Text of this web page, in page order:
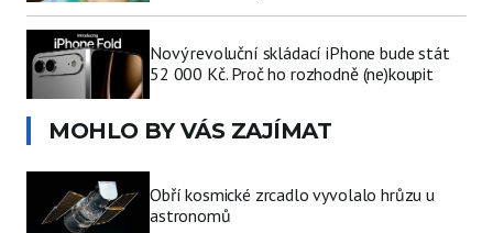
Nový revoluční skládací iPhone bude stát
52 000 Kč. Proč ho rozhodně (ne)koupit
MOHLO BY VÁS ZAJÍMAT
Obří kosmické zrcadlo vyvolalo hrůzu u
astronomů